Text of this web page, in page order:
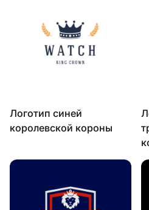
Логотип синей
королевской короны